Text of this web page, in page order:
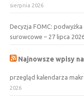
sierpnia 2026
Decyzja FOMC:
surowcowe – 27 lipca
Najnowsze wpisy
przegląd kalendarza
2026